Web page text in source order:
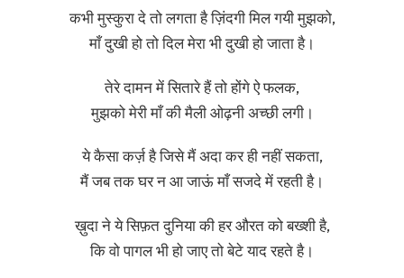
कभी मुस्कुरा दे तो लगता है ज़िंदगी मिल गयी मुझको,
माँ दुखी हो तो दिल मेरा भी दुखी हो जाता है।
तेरे दामन में सितारे हैं तो होंगे ऐ फलक,
मुझको मेरी माँ की मैली ओढ़नी अच्छी लगी।
ये कैसा कर्ज़ है जिसे मैं अदा कर ही नहीं सकता,
मैं जब तक घर न आ जाऊं माँ सजदे में रहती है।
ख़ुदा ने ये सिफ़त दुनिया की हर औरत को बख्शी है,
कि वो पागल भी हो जाए तो बेटे याद रहते है।